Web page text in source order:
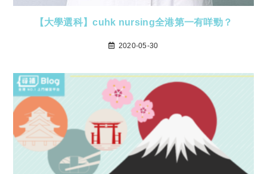
【大學選科】cuhk nursing全港第一有咩勁？
2020-05-30